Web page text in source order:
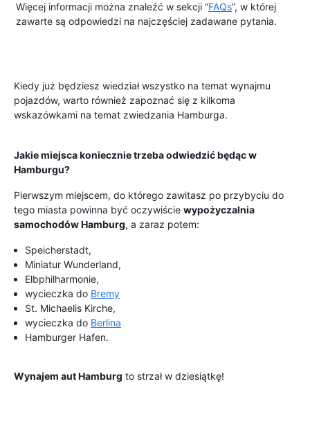
Więcej informacji można znaleźć w sekcji “FAQs”, w której
zawarte są odpowiedzi na najczęściej zadawane pytania.
Kiedy już będziesz wiedział wszystko na temat wynajmu
pojazdów, warto również zapoznać się z kilkoma
wskazówkami na temat zwiedzania Hamburga.
Jakie miejsca koniecznie trzeba odwiedzić będąc w
Hamburgu?
Pierwszym miejscem, do którego zawitasz po przybyciu do
tego miasta powinna być oczywiście wypożyczalnia
samochodów Hamburg, a zaraz potem:
Speicherstadt,
Miniatur Wunderland,
Elbphilharmonie,
wycieczka do Bremy
St. Michaelis Kirche,
wycieczka do Berlina
Hamburger Hafen.
Wynajem aut Hamburg to strzał w dziesiątkę!